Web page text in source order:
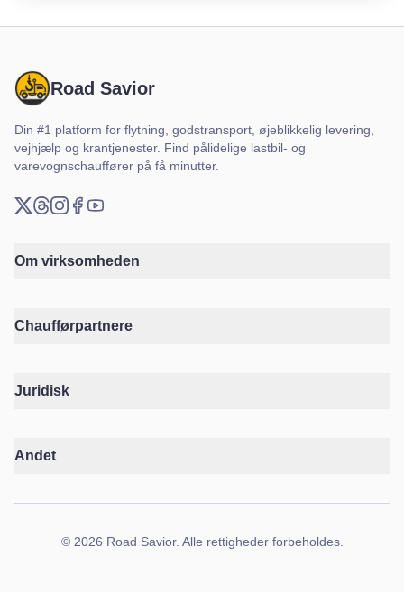
Road Savior
Din #1 platform for flytning, godstransport, øjeblikkelig levering,
vejhjælp og krantjenester. Find pålidelige lastbil- og
varevognschauffører på få minutter.
Om virksomheden
Chaufførpartnere
Juridisk
Andet
© 2026 Road Savior. Alle rettigheder forbeholdes.